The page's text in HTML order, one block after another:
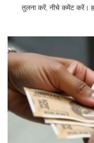
तुलना करें, नीचे कमेंट करें।